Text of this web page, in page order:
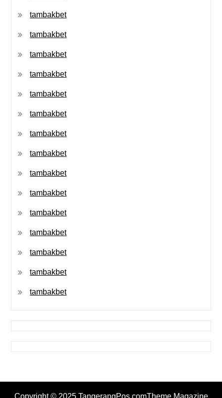
tambakbet
tambakbet
tambakbet
tambakbet
tambakbet
tambakbet
tambakbet
tambakbet
tambakbet
tambakbet
tambakbet
tambakbet
tambakbet
tambakbet
tambakbet